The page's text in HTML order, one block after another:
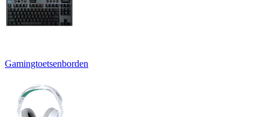
Gamingtoetsenborden